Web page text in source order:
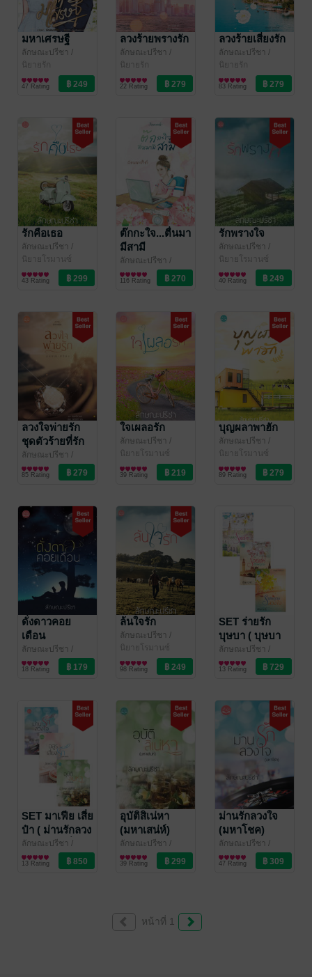
มหาเศรษฐี
ลักษณะปรีชา /
ทักษาวารี
นิยายรัก
47 Rating
ลวงร้ายพรางรัก
ลักษณะปรีชา /
ทักษาวารี
นิยายรัก
22 Rating
ลวงร้ายเสี่ยงรัก
ลักษณะปรีชา /
ทักษาวารี
นิยายรัก
83 Rating
รักคือเธอ
ลักษณะปรีชา /
ทักษาวารี
นิยายโรมานซ์
43 Rating
ต๊กกะใจ...ตื่นมา
มีสามี
ลักษณะปรีชา /
ทักษาวารี
นิยายรัก
116 Rating
รักพรางใจ
ลักษณะปรีชา /
ทักษาวารี
นิยายโรมานซ์
40 Rating
ลวงใจพ่ายรัก
ชุดตัวร้ายที่รัก
ลักษณะปรีชา /
ทักษาวารี
นิยายโรมานซ์
85 Rating
ใจเผลอรัก
ลักษณะปรีชา /
ทักษาวารี
นิยายโรมานซ์
39 Rating
บุญผลาพาฮัก
ลักษณะปรีชา /
ทักษาวารี
นิยายโรมานซ์
89 Rating
ดั่งดาวคอย
เดือน
ลักษณะปรีชา /
ทักษาวารี
นิยายรัก
18 Rating
ล้นใจรัก
ลักษณะปรีชา /
ทักษาวารี
นิยายโรมานซ์
98 Rating
SET ร่ายรัก
บุษบา ( บุษบา
ร่ายรัก + ร้อย
เล่ห์ชัยพฤกษ์ +
ราชพฤกษ์ลวง
ลักษณะปรีชา /
ทักษาวารี
นิยายโรมานซ์
13 Rating
SET มาเฟีย เสี่ย
ป๋า ( ม่านรักลวง
ใจ + อสูรเสี่ยง
รัก + อุบัติ
ลักษณะปรีชา /
ทักษาวารี
นิยายโรมานซ์
13 Rating
อุบัติสิเน่หา
(มหาเสน่ห์)
ลักษณะปรีชา /
ทักษาวารี
นิยายโรมานซ์
39 Rating
ม่านรักลวงใจ
(มหาโชค)
ลักษณะปรีชา /
ทักษาวารี
นิยายโรมานซ์
47 Rating
หน้าที่ 1